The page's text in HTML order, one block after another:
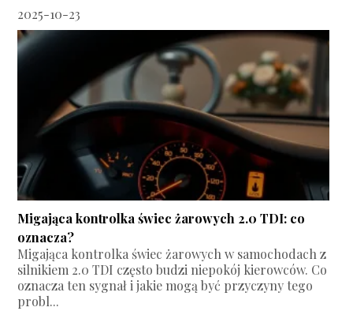
2025-10-23
Migająca kontrolka świec żarowych 2.0 TDI: co
oznacza?
Migająca kontrolka świec żarowych w samochodach z
silnikiem 2.0 TDI często budzi niepokój kierowców. Co
oznacza ten sygnał i jakie mogą być przyczyny tego
probl...